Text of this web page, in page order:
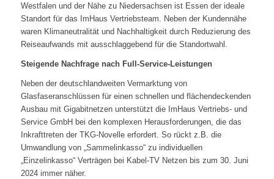
Westfalen und der Nähe zu Niedersachsen ist Essen der ideale
Standort für das ImHaus Vertriebsteam. Neben der Kundennähe
waren Klimaneutralität und Nachhaltigkeit durch Reduzierung des
Reiseaufwands mit ausschlaggebend für die Standortwahl.
Steigende Nachfrage nach Full-Service-Leistungen
Neben der deutschlandweiten Vermarktung von
Glasfaseranschlüssen für einen schnellen und flächendeckenden
Ausbau mit Gigabitnetzen unterstützt die ImHaus Vertriebs- und
Service GmbH bei den komplexen Herausforderungen, die das
Inkrafttreten der TKG-Novelle erfordert. So rückt z.B. die
Umwandlung von „Sammelinkasso“ zu individuellen
„Einzelinkasso“ Verträgen bei Kabel-TV Netzen bis zum 30. Juni
2024 immer näher.